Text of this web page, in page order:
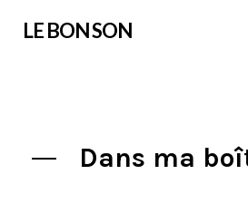
LE BON SON
Dans ma